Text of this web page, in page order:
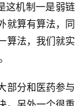
这机制一是弱链
就算有算法，同
算法，我们就实
部分和医药参与